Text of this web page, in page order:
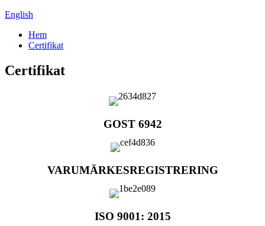
English
Hem
Certifikat
Certifikat
GOST 6942
VARUMÄRKESREGISTRERING
ISO 9001: 2015